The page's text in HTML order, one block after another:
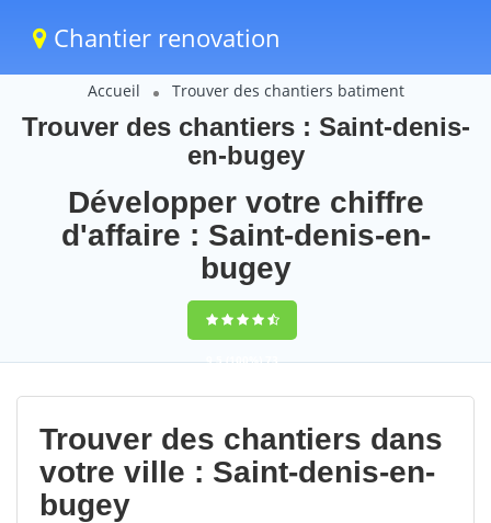
Chantier renovation
Accueil Trouver des chantiers batiment
Trouver des chantiers : Saint-denis-
en-bugey
Développer votre chiffre
d'affaire : Saint-denis-en-
bugey
9,5(100%)73
votes
Trouver des chantiers dans
votre ville : Saint-denis-en-
bugey